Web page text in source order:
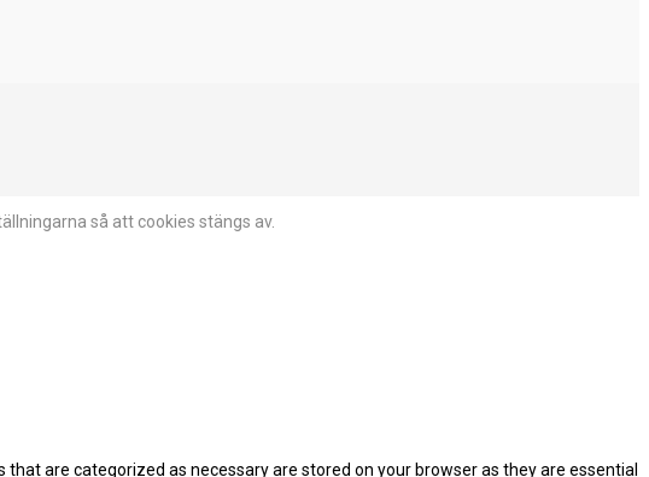
så att cookies stängs av.
are categorized as necessary are stored on your browser as they are essential